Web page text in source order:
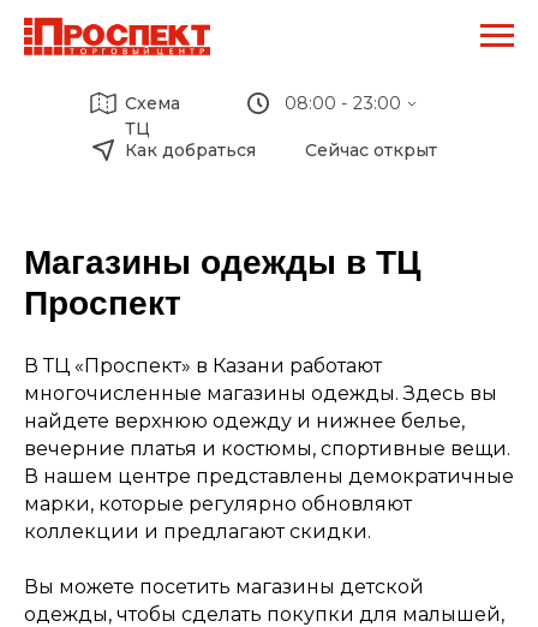
Схема
ТЦ
Как добраться
Сейчас открыт
08:00 - 23:00
ТЦ Проспект:
10:00 - 22:00
Кафе Биляр:
Детский мир:
Магазины одежды в ТЦ
Проспект
В ТЦ «Проспект» в Казани работают
многочисленные магазины одежды. Здесь вы
найдете верхнюю одежду и нижнее белье,
вечерние платья и костюмы, спортивные вещи.
В нашем центре представлены демократичные
марки, которые регулярно обновляют
коллекции и предлагают скидки.
Вы можете посетить магазины детской
одежды, чтобы сделать покупки для малышей,